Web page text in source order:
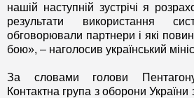
нашій наступній зустрічі я
результати використання
обговорювали партнери і які
бою», – наголосив український
За словами голови
Контактна група з оборони України